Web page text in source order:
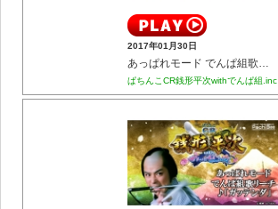
2017年01月30日
あっぱれモード でんぱ組歌リーチ ♪｢だだだだだだっ!!｣
ぱちんこCR銭形平次withでんぱ組.inc